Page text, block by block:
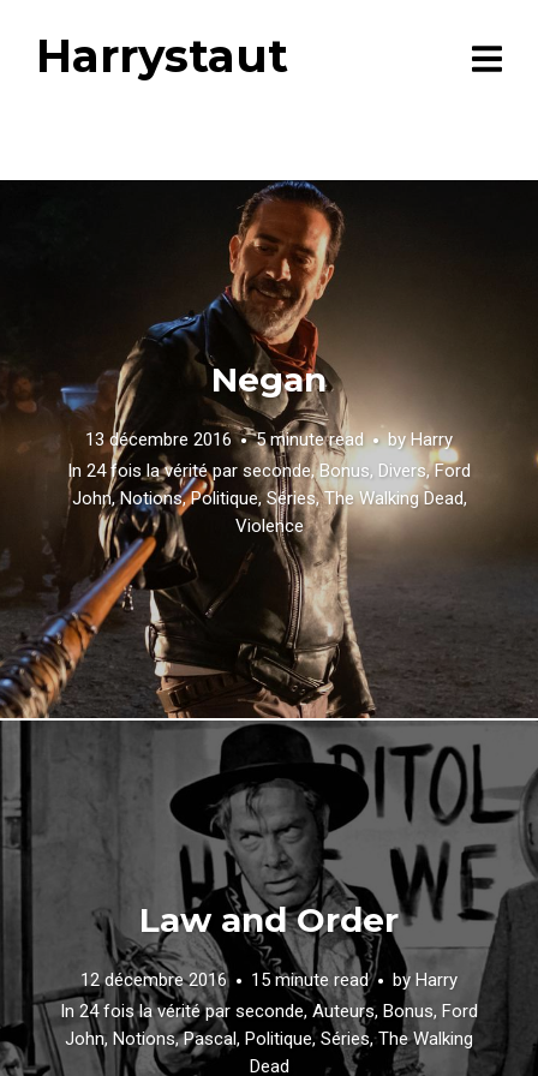
Harrystaut
Negan
13 décembre 2016 5 minute read byHarry
In 24 fois la vérité par seconde,Bonus, Divers,Ford
John,Notions,Politique,Séries,The Walking Dead,
Violence
Law and Order
12 décembre 2016 15 minute read by Harry
In 24 fois la vérité par seconde, Auteurs, Bonus, Ford
John, Notions,Pascal, Politique, Séries,The Walking
Dead